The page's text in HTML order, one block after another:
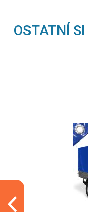
OSTATNÍ